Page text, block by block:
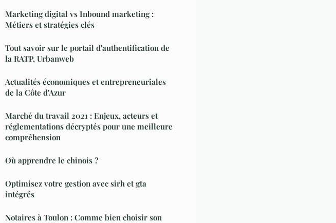
Marketing digital vs Inbound marketing :
Métiers et stratégies clés
Tout savoir sur le portail d'authentification de
la RATP, Urbanweb
Actualités économiques et entrepreneuriales
de la Côte d'Azur
Marché du travail 2021 : Enjeux, acteurs et
réglementations décryptés pour une meilleure
compréhension
Où apprendre le chinois ?
Optimisez votre gestion avec sirh et gta
intégrés
Notaires à Toulon : Comme bien choisir son